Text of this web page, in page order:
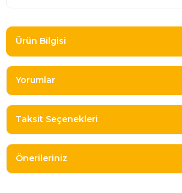
Ürün Bilgisi
Yorumlar
Taksit Seçenekleri
Önerileriniz